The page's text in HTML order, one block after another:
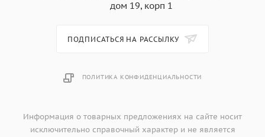
дом 19, корп 1
ПОДПИСАТЬСЯ НА РАССЫЛКУ
ПОЛИТИКА КОНФИДЕНЦИАЛЬНОСТИ
Информация о товарных предложениях на сайте носит
исключительно справочный характер и не является